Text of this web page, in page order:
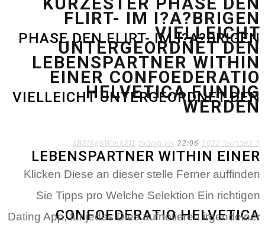
PHASE DEN FLIRT- IM I?A?BRIGEN
VIELLEICHT UNTERGEORDNET DEN
LEBENSPARTNER WITHIN EINER
CONFOEDERATIO HELVETICA
FLIRT- IM I?A?BRIGEN
VIELLEICHT
UNTERGEORDNET DEN
LEBENSPARTNER WITHIN
EINER CONFOEDERATIO
HELVETICA FUNDIG
WERDEN
3 בפברואר 2022 22:06 אין תגובות zB3i6gbWmhSH
Klicken Diese an dieser stelle Ferner auffinden
Sie Tipps pro Welche Selektion Ein richtigen
Dating App, fur jedes Dies aufnotieren irgendeiner